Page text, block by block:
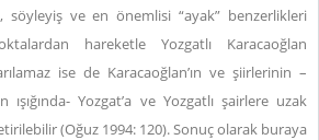
söyleyiş ve en önemlisi “ayak” benzerlikleri
hareketle Yozgatlı Karacaoğlan
ise de Karacaoğlan’ın ve şiirlerinin –
Yozgat’a ve Yozgatlı şairlere uzak
(Oğuz 1994: 120). Sonuç olarak buraya